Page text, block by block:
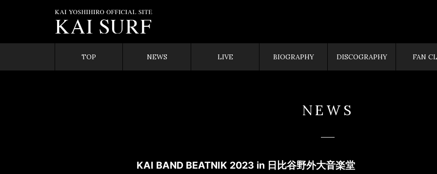
TOP NEWS LIVE BIOGRAPHY DISCOGRAPHY FAN
NEWS
KAI BAND BEATNIK 2023 in 日比谷野外大音楽堂